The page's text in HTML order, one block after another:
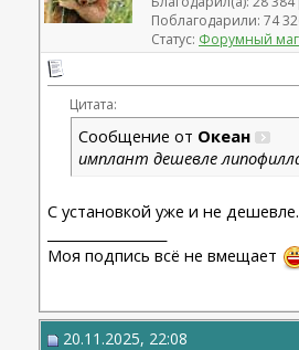
Поблагодарили: 74
Статус: Форумный маг
Цитата:
Сообщение от Океан
имплант дешевле
С установкой уже и не дешевле.
Моя подпись всё не вмещает
20.11.2025, 22:08